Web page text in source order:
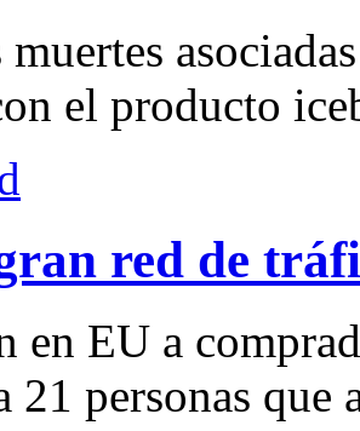
muertes
el producto
red de
en EU a
21 personas que